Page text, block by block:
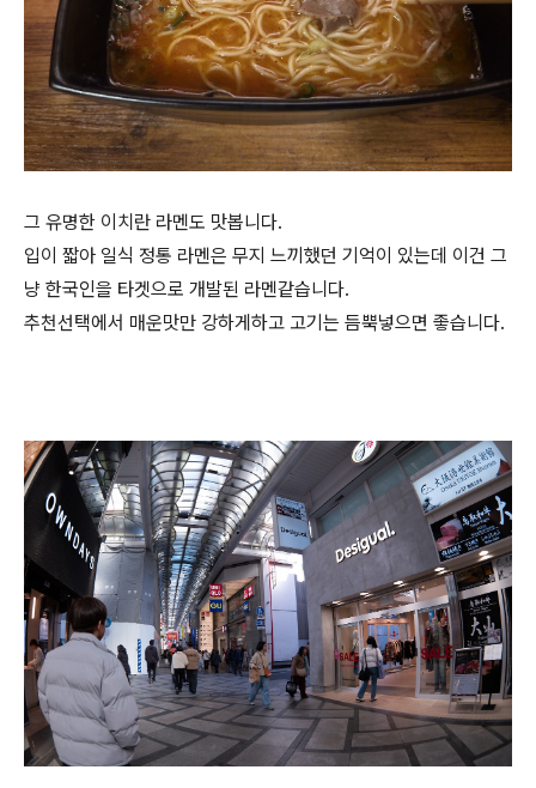
그 유명한 이치란 라멘도 맛봅니다.
입이 짧아 일식 정통 라멘은 무지 느끼했던 기억이 있는데 이건 그
냥 한국인을 타겟으로 개발된 라멘같습니다.
추천선택에서 매운맛만 강하게하고 고기는 듬뿍넣으면 좋습니다.